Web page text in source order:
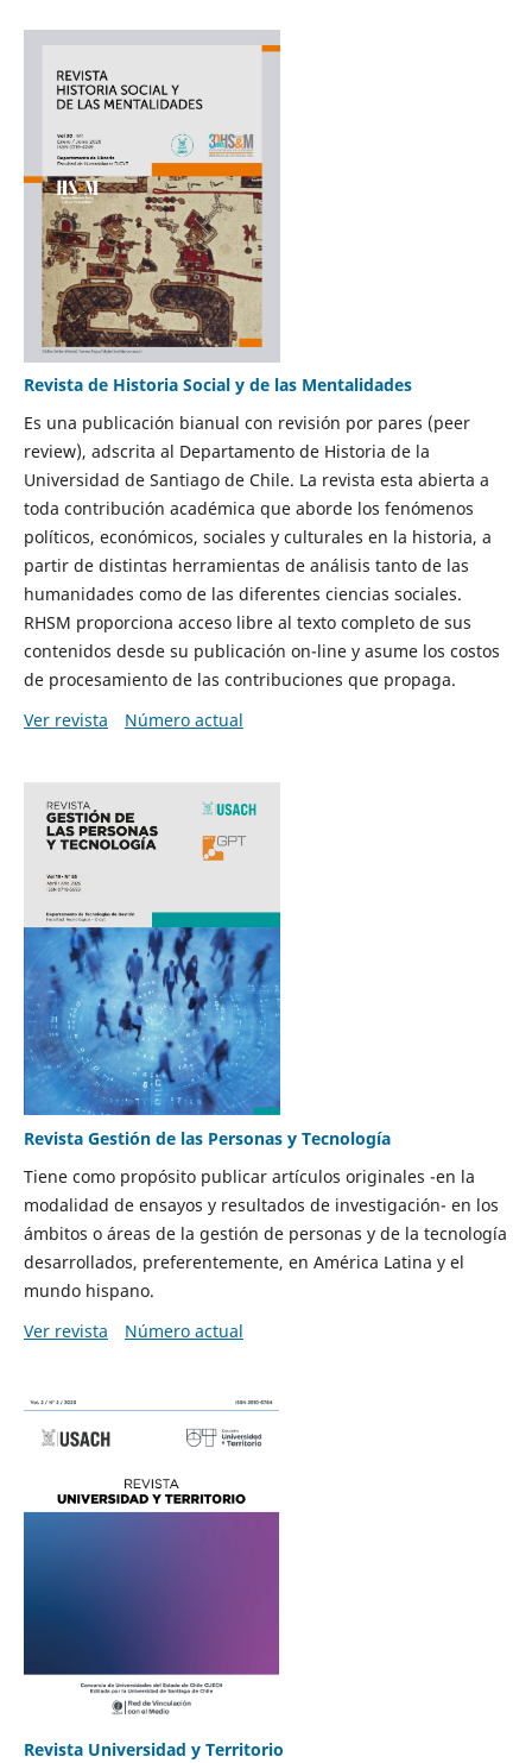
Revista de Historia Social y de las Mentalidades
Es una publicación bianual con revisión por pares (peer
review), adscrita al Departamento de Historia de la
Universidad de Santiago de Chile. La revista esta abierta a
toda contribución académica que aborde los fenómenos
políticos, económicos, sociales y culturales en la historia, a
partir de distintas herramientas de análisis tanto de las
humanidades como de las diferentes ciencias sociales.
RHSM proporciona acceso libre al texto completo de sus
contenidos desde su publicación on-line y asume los costos
de procesamiento de las contribuciones que propaga.
Ver revista
Número actual
Revista Gestión de las Personas y Tecnología
Tiene como propósito publicar artículos originales -en la
modalidad de ensayos y resultados de investigación- en los
ámbitos o áreas de la gestión de personas y de la tecnología
desarrollados, preferentemente, en América Latina y el
mundo hispano.
Ver revista
Número actual
Revista Universidad y Territorio